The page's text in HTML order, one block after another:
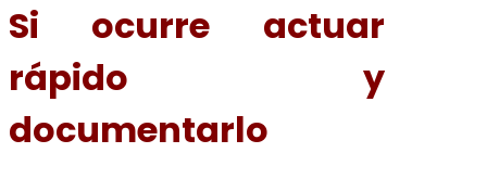
Si ocurre actuar
rápido y
documentarlo